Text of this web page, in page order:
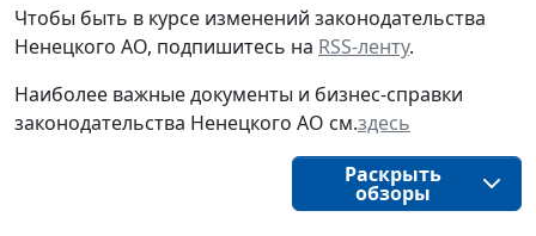
Чтобы быть в курсе изменений законодательства
Ненецкого АО, подпишитесь на RSS-ленту.
Наиболее важные документы и бизнес-справки
законодательства Ненецкого АО см.здесь
Раскрыть
обзоры